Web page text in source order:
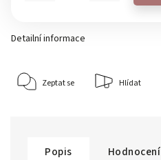
Detailní informace
Zeptat se Hlídat
Popis Hodnocení